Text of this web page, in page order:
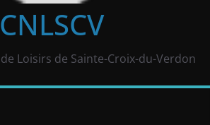
CNLSCV
Loisirs de Sainte-Croix-du-Verdon